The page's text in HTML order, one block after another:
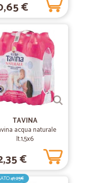
€
TAVINA
acqua naturale
lt.1,5x6
€
41,25€